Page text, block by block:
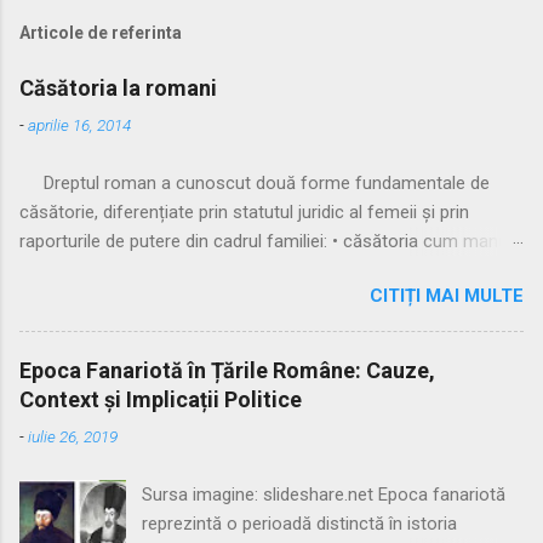
Articole de referinta
Căsătoria la romani
-aprilie 16, 2014
Dreptul roman a cunoscut două forme fundamentale de
căsătorie, diferențiate prin statutul juridic al femeii și prin
raporturile de putere din cadrul familiei: • căsătoria cum manus
și practicată a fost căsătoria cu manus, prin care femeia
trecea sub autoritatea soțului, devenind parte a familiei
acestuia. Spre sfârșitul Republicii, tot mai multe femei au
început să evite această subordonare, trăind în uniuni
nelegitime. Pentru a limita fenomenul, romanii au recunoscut și
căsătoria fără manus, care permitea femeii să rămână sub
autonomia patrimonială. ⚖️ Formele căsătoriei cu manus
Căsătoria cum manus putea fi încheiată în trei modalități
CITIȚI MAI MULTE
Epoca Fanariotă în Țările Române: Cauze,
Context și Implicații Politice
-iulie 26, 2019
Sursa imagine: slideshare.net Epoca fanariotă
reprezintă o perioadă distinctă în istoria